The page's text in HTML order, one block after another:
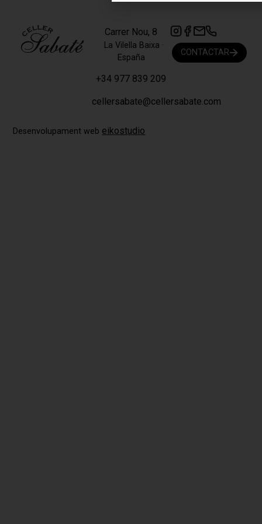
Carrer Nou, 8
La Vilella Baixa ·
España
+34 977 839 209
cellersabate@cellersabate.com
CONTACTAR
Desenvolupament web eikostudio